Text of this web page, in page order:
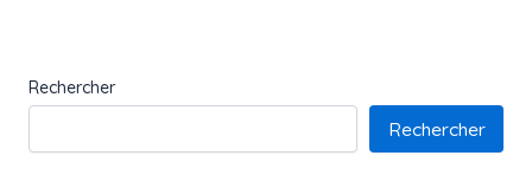
Rechercher
Rechercher